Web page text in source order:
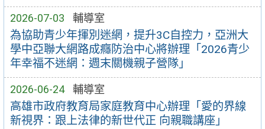
2026-07-03 輔導室
為協助青少年揮別迷網，提升3C自控力，亞洲大
學中亞聯大網路成癮防治中心將辦理「2026青少
年幸福不迷網：週末關機親子營隊」
2026-06-24 輔導室
高雄市政府教育局家庭教育中心辦理「愛的界線
新視界：跟上法律的新世代正 向親職講座」